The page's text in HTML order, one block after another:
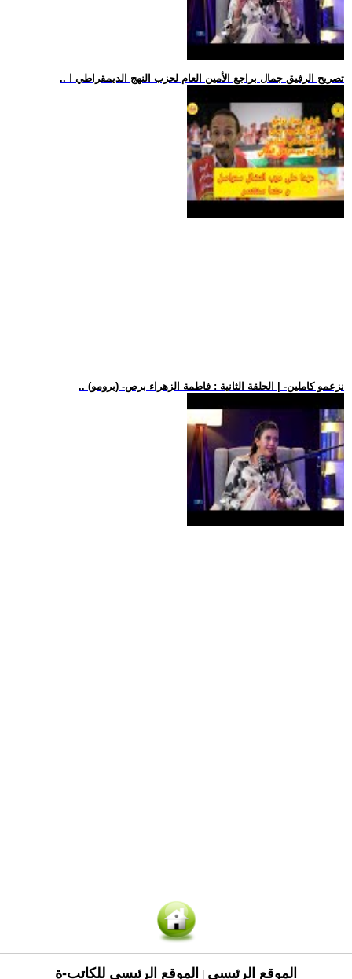
.. تصريح الرفيق جمال براجع الأمين العام لحزب النهج الديمقراطي ا
.. (برومو) -نزعمو كاملين- | الحلقة الثانية : فاطمة الزهراء برص
الموقع الرئيسي الموقع الرئيسي للكاتب-ة